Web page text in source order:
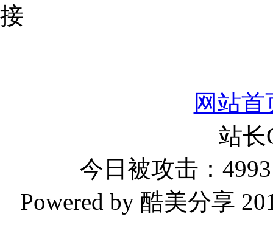
网站首
站
今日被攻击：
Powered by 酷美分享